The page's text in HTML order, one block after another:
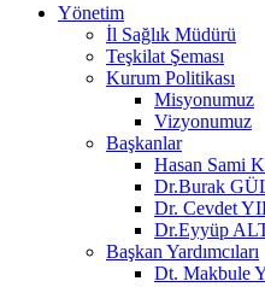
Yönetim
İl Sağlık Müdürü
Teşkilat Şeması
Kurum Politikası
Misyonumuz
Vizyonumuz
Başkanlar
Hasan Sami
Dr.Burak
Dr. Cevdet
Dr.Eyyüp
Başkan Yardımcıları
Dt. Makbule